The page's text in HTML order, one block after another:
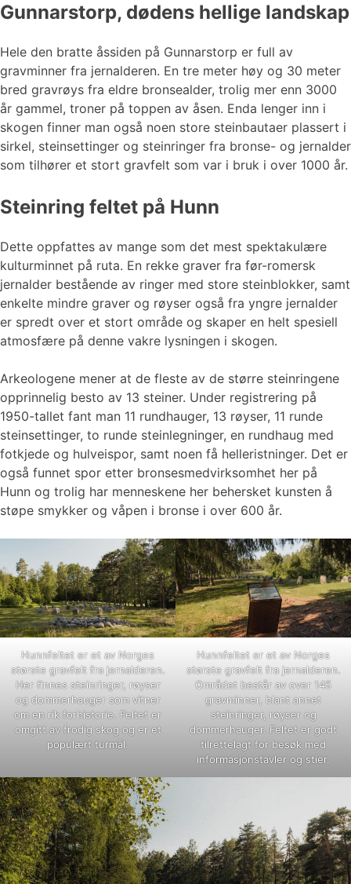
Gunnarstorp, dødens hellige landskap
Hele den bratte åssiden på Gunnarstorp er full av
gravminner fra jernalderen. En tre meter høy og 30 meter
bred gravrøys fra eldre bronsealder, trolig mer enn 3000
år gammel, troner på toppen av åsen. Enda lenger inn i
skogen finner man også noen store steinbautaer plassert i
sirkel, steinsettinger og steinringer fra bronse- og jernalder
som tilhører et stort gravfelt som var i bruk i over 1000 år.
Steinring feltet på Hunn
Dette oppfattes av mange som det mest spektakulære
kulturminnet på ruta. En rekke graver fra før-romersk
jernalder bestående av ringer med store steinblokker, samt
enkelte mindre graver og røyser også fra yngre jernalder
er spredt over et stort område og skaper en helt spesiell
atmosfære på denne vakre lysningen i skogen.
Arkeologene mener at de fleste av de større steinringene
opprinnelig besto av 13 steiner. Under registrering på
1950-tallet fant man 11 rundhauger, 13 røyser, 11 runde
steinsettinger, to runde steinlegninger, en rundhaug med
fotkjede og hulveispor, samt noen få helleristninger. Det er
også funnet spor etter bronsesmedvirksomhet her på
Hunn og trolig har menneskene her behersket kunsten å
støpe smykker og våpen i bronse i over 600 år.
Hunnfeltet er et av Norges
største gravfelt fra jernalderen.
Her finnes steinringer, røyser
og dommerhauger som vitner
om en rik forhistorie. Feltet er
omgitt av frodig skog og er et
populært turmål.
Hunnfeltet er et av Norges
største gravfelt fra jernalderen.
Området består av over 145
gravminner, blant annet
steinringer, røyser og
dommerhauger. Feltet er godt
tilrettelagt for besøk med
informasjonstavler og stier.